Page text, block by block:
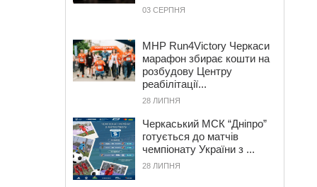
03 СЕРПНЯ
MHP Run4Victory Черкаси
марафон збирає кошти на
розбудову Центру
реабілітації...
28 ЛИПНЯ
Черкаський МСК “Дніпро”
готується до матчів
чемпіонату України з ...
28 ЛИПНЯ